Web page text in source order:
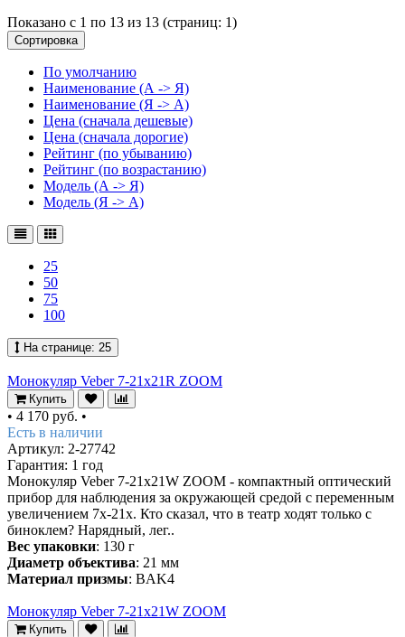
Показано с 1 по 13 из 13 (страниц: 1)
Сортировка
По умолчанию
Наименование (А -> Я)
Наименование (Я -> А)
Цена (сначала дешевые)
Цена (сначала дорогие)
Рейтинг (по убыванию)
Рейтинг (по возрастанию)
Модель (А -> Я)
Модель (Я -> А)
25
50
75
100
На странице: 25
Монокуляр Veber 7-21x21R ZOOM
Купить
• 4 170 руб. •
Есть в наличии
Артикул: 2-27742
Гарантия: 1 год
Монокуляр Veber 7-21x21W ZOOM - компактный оптический
прибор для наблюдения за окружающей средой с переменным
увеличением 7х-21х. Кто сказал, что в театр ходят только с
биноклем? Нарядный, лег..
Вес упаковки: 130 г
Диаметр объектива: 21 мм
Материал призмы: BAK4
Монокуляр Veber 7-21x21W ZOOM
Купить